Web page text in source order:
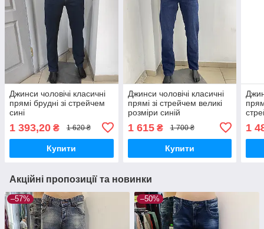
Джинси чоловічі класичні
прямі брудні зі стрейчем
сині
1 393,20 ₴ 1 620 ₴
Купити
Джинси чоловічі класичні
прямі зі стрейчем великі
розміри синій
1 615₴ 1 700 ₴
Купити
1
Акційні пропозиції та новинки
–57% –50%